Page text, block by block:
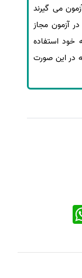
می گیرند
آزمون مجاز
خود استفاده
در این صورت